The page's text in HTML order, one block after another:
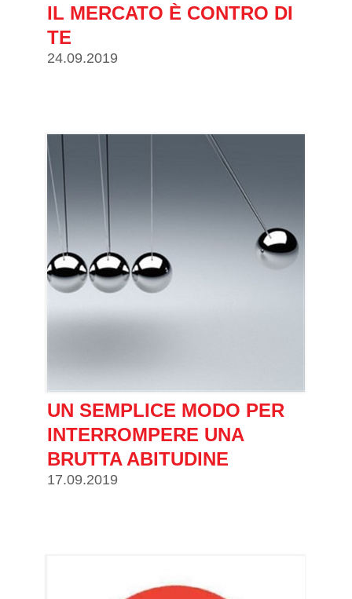
IL MERCATO È CONTRO DI
TE
24.09.2019
UN SEMPLICE MODO PER
INTERROMPERE UNA
BRUTTA ABITUDINE
17.09.2019